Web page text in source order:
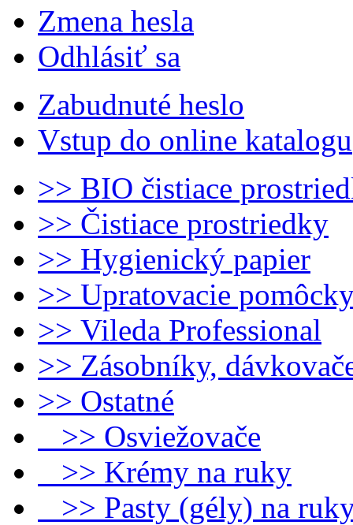
Zmena hesla
Odhlásiť sa
Zabudnuté heslo
Vstup do online katalogu
>> BIO čistiace
>> Čistiace prostriedky
>> Hygienický papier
>> Upratovacie
>> Vileda Professional
>> Zásobníky,
>> Ostatné
>> Osviežovače
>> Krémy na ruky
>> Pasty (gély) na